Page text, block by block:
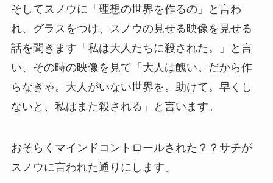
そしてスノウに「理想の世界を作るの」と言わ
れ、グラスをつけ、スノウの見せる映像を見せる
話を聞きます「私は大人たちに殺された。」と言
い、その時の映像を見て「大人は醜い。だから作
らなきゃ。大人がいない世界を。助けて。早くし
ないと、私はまた殺される」と言います。
おそらくマインドコントロールされた？？サチが
スノウに言われた通りにします。